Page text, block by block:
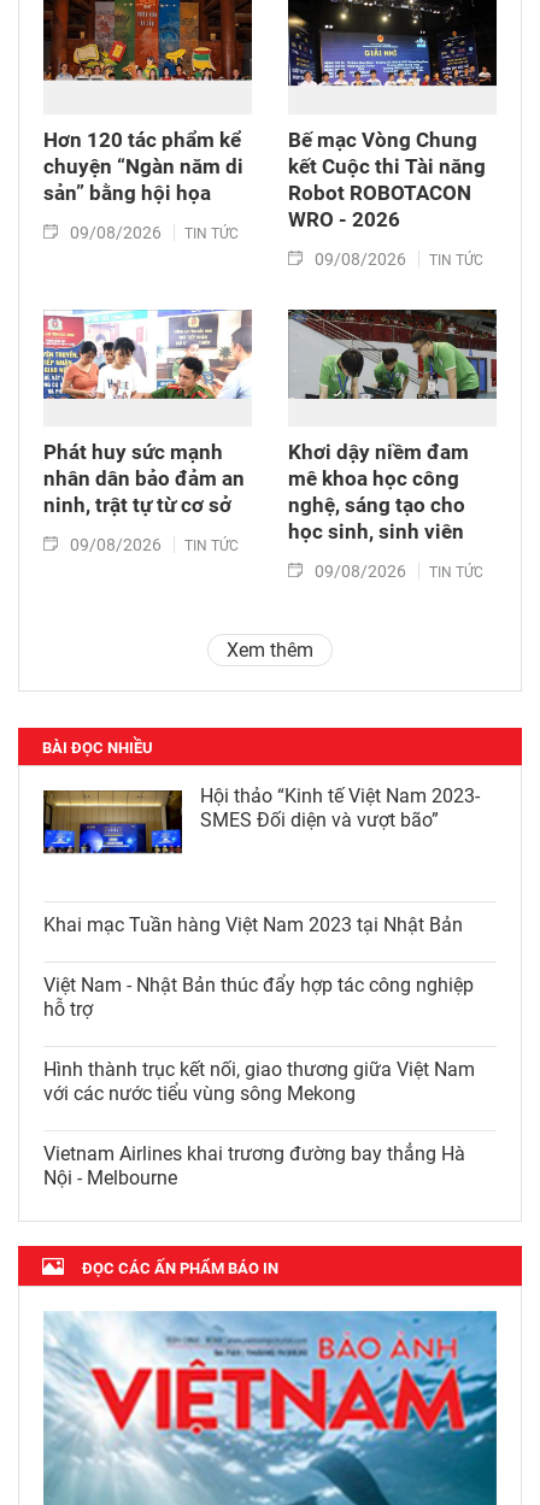
Hơn 120 tác phẩm kể
chuyện “Ngàn năm di
sản” bằng hội họa
09/08/2026 TIN TỨC
Bế mạc Vòng Chung
kết Cuộc thi Tài năng
Robot ROBOTACON
WRO - 2026
09/08/2026 TIN TỨC
Phát huy sức mạnh
nhân dân bảo đảm an
ninh, trật tự từ cơ sở
09/08/2026 TIN TỨC
Khơi dậy niềm đam
mê khoa học công
nghệ, sáng tạo cho
học sinh, sinh viên
09/08/2026 TIN TỨC
Xem thêm
BÀI ĐỌC NHIỀU
Hội thảo “Kinh tế Việt Nam 2023-
SMES Đối diện và vượt bão”
Khai mạc Tuần hàng Việt Nam
Việt Nam - Nhật Bản thúc đẩy hợp
tác công nghiệp hỗ trợ
Vietnam Airlines khai trương
đường bay thẳng Hà Nội -
Melbourne
ĐỌC CÁC ẤN PHẨM BÁO IN